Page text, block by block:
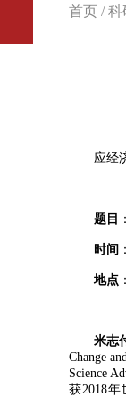
首页 /科
应经济
题目
时间 ：
地点
米志
Change
Science
获2018年